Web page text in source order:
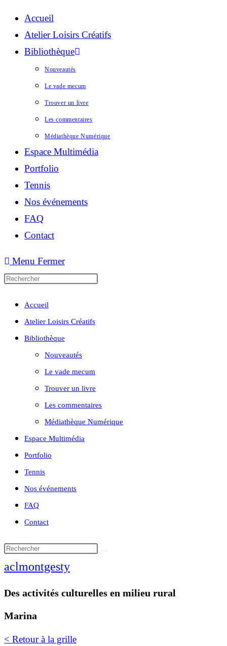
Accueil
Atelier Loisirs Créatifs
Bibliothèque
Nouveautés
Le vade mecum
Trouver un livre
Les commentaires
Médiathèque Numérique
Espace Multimédia
Portfolio
Tennis
Nos événements
FAQ
Contact
Menu Fermer
Accueil
Atelier Loisirs Créatifs
Bibliothèque
Nouveautés
Le vade mecum
Trouver un livre
Les commentaires
Médiathèque Numérique
Espace Multimédia
Portfolio
Tennis
Nos événements
FAQ
Contact
aclmontgesty
Des activités culturelles en milieu rural
Marina
< Retour à la grille